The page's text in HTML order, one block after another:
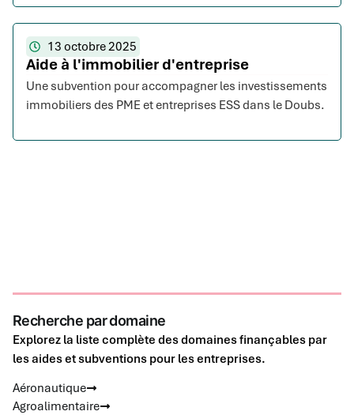
13 octobre 2025
Aide à l'immobilier d'entreprise
Une subvention pour accompagner les investissements
immobiliers des PME et entreprises ESS dans le Doubs.
Recherche par domaine
Explorez la liste complète des domaines finançables par
les aides et subventions pour les entreprises.
Aéronautique
Agroalimentaire